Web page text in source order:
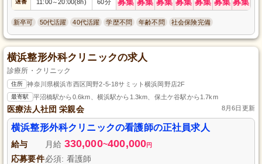
遅番 11:00～20:00(8h) 60分
新卒可 50代活躍 40代活躍 学歴不問 年齢不問 社会保険完備
横浜整形外科クリニックの求人
診療所・クリニック
住所 神奈川県横浜市西区岡野2-5-18サミット横浜岡野店2F
最寄駅 平沼橋駅から0.6km、横浜駅から1.3km、保土ケ谷駅から1.7km
医療法人社団 栄親会 8月6日更新
横浜整形外科クリニックの看護師の正社員求人
給与 月給 330,000~400,000円
応募要件必須: 看護師